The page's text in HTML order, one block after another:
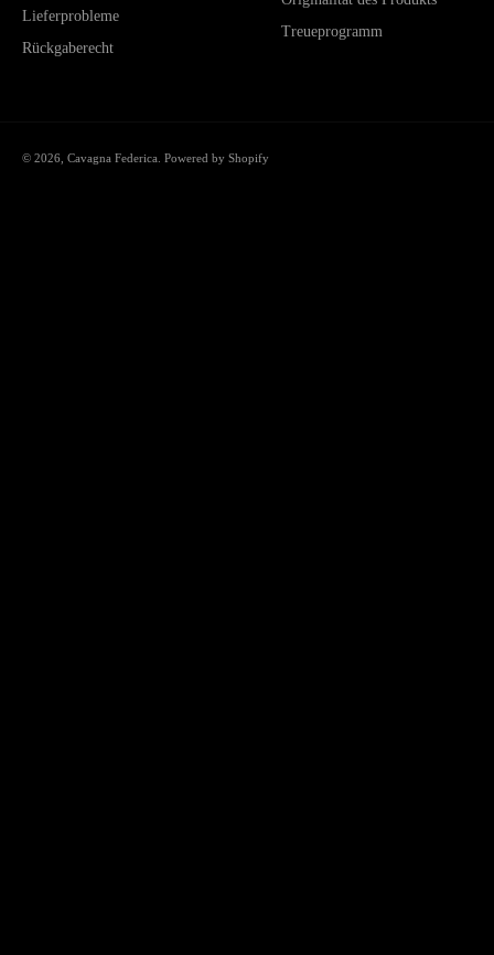
Lieferprobleme
Rückgaberecht
Treueprogramm
© 2026, Cavagna Federica . Powered by Shopify